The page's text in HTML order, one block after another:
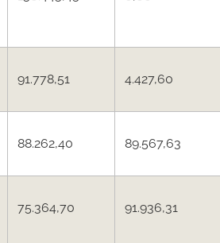
91.778,51 4.427,60
88.262,40 89.567,63
75.364,70 91.936,31